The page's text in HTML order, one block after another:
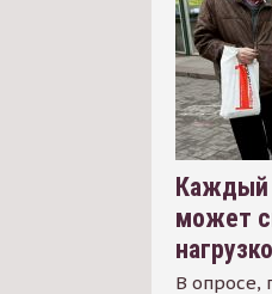
Каждый
может
В опросе,